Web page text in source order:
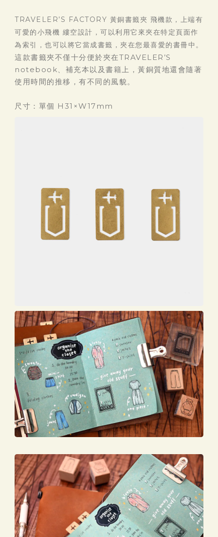
TRAVELER’S FACTORY 黃銅書籤夾 飛機款，上端有
可愛的小飛機 縷空設計，可以利用它來夾在特定頁面作
為索引，也可以將它當成書籤，夾在您最喜愛的書冊中。
這款書籤夾不僅十分便於夾在TRAVELER’S
notebook、補充本以及書籍上，黃銅質地還會隨著
使用時間的推移，有不同的風貌。
尺寸：單個 H31×W17mm